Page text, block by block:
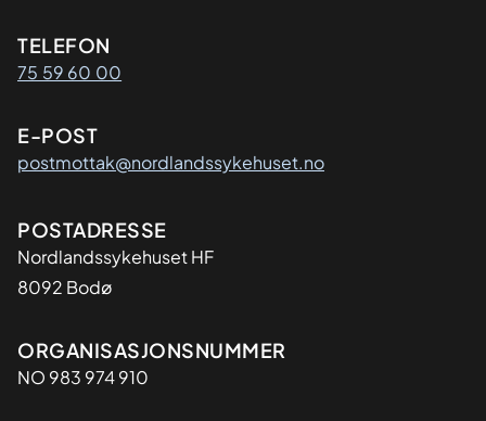
Kontaktinformasjon
TELEFON
75 59 60 00
E-POST
postmottak@nordlandssykehuset.no
Adresse
POSTADRESSE
Nordlandssykehuset HF
8092 Bodø
Organisasjon
ORGANISASJONSNUMMER
NO 983 974 910